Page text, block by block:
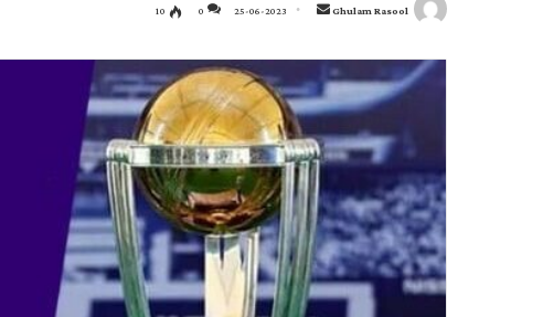
Ghulam Rasool
Send
email
25-06-2023
0
10